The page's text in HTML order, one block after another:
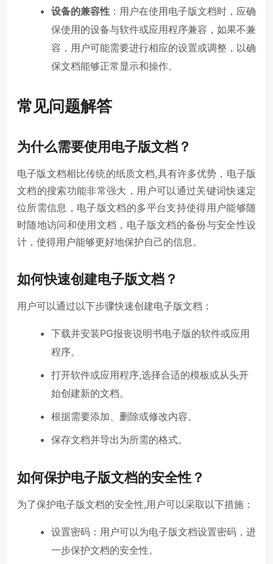
设备的兼容性 ：用户在使用电子版文档时，应确
保使用的设备与软件或应用程序兼容，如果不兼
容，用户可能需要进行相应的设置或调整，以确
保文档能够正常显示和操作。
常见问题解答
为什么需要使用电子版文档？
电子版文档相比传统的纸质文档,具有许多优势，电子版
文档的搜索功能非常强大，用户可以通过关键词快速定
位所需信息，电子版文档的多平台支持使得用户能够随
时随地访问和使用文档，电子版文档的备份与安全性设
计，使得用户能够更好地保护自己的信息。
如何快速创建电子版文档？
用户可以通过以下步骤快速创建电子版文档：
下载并安装PG报丧说明书电子版的软件或应用
程序。
打开软件或应用程序,选择合适的模板或从头开
始创建新的文档。
根据需要添加、删除或修改内容。
保存文档并导出为所需的格式。
如何保护电子版文档的安全性？
为了保护电子版文档的安全性,用户可以采取以下措施：
设置密码：用户可以为电子版文档设置密码，进
一步保护文档的安全性。